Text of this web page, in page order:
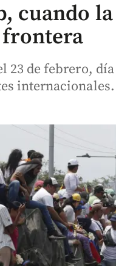
cuando
frontera
23 de febrero,